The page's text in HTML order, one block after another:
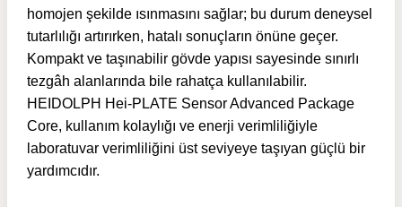
homojen şekilde ısınmasını sağlar; bu durum deneysel
tutarlılığı artırırken, hatalı sonuçların önüne geçer.
Kompakt ve taşınabilir gövde yapısı sayesinde sınırlı
tezgâh alanlarında bile rahatça kullanılabilir.
HEIDOLPH Hei-PLATE Sensor Advanced Package
Core, kullanım kolaylığı ve enerji verimliliğiyle
laboratuvar verimliliğini üst seviyeye taşıyan güçlü bir
yardımcıdır.